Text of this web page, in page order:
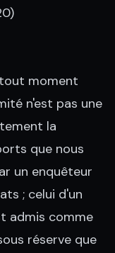
moment
n'est pas une
la
que nous
un enquêteur
; celui d'un
admis comme
réserve que